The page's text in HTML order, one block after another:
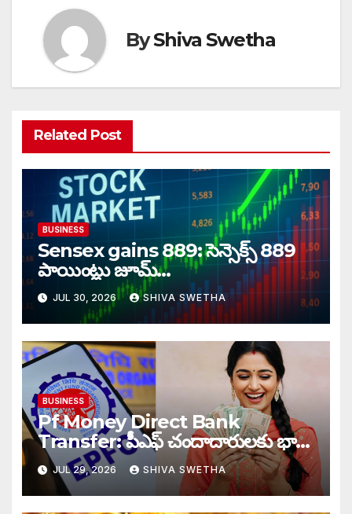
ByShiva Swetha
Related Post
BUSINESS
Sensex gains 889: సెన్సెక్స్ 889
పాయింట్లు జూమ్‌‌…
JUL 30, 2026 SHIVA SWETHA
BUSINESS
Pf Money Direct Bank
Transfer: పీఎఫ్ చందాదారులకు భారీ
ఊరట…
JUL 29, 2026 SHIVA SWETHA